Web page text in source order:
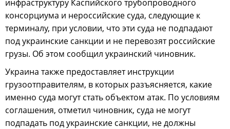
инфраструктуру Каспийского трубопроводного
консорциума и нероссийские суда, следующие к
терминалу, при условии, что эти суда не подпадают
под украинские санкции и не перевозят российские
грузы. Об этом сообщил украинский чиновник.
Украина также предоставляет инструкции
грузоотправителям, в которых разъясняется, какие
именно суда могут стать объектом атак. По условиям
соглашения, отметил чиновник, суда не могут
подпадать под украинские санкции, не должны